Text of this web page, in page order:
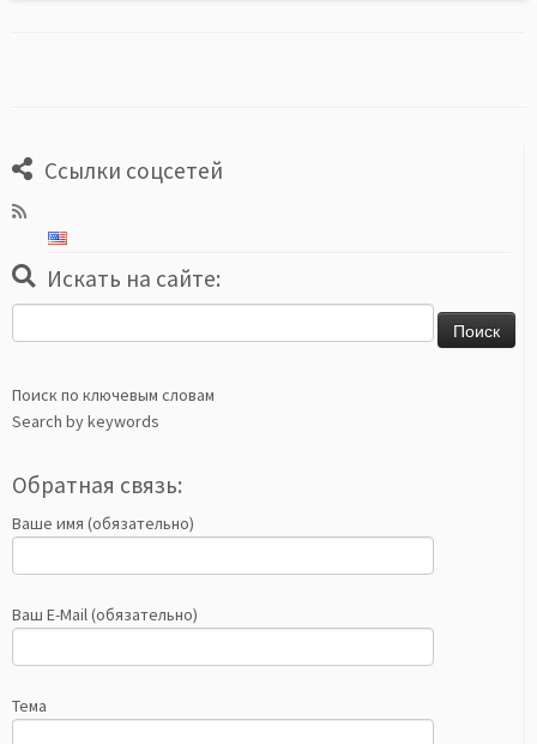
Ссылки соцсетей
Искать на сайте:
Поиск по ключевым словам
Search by keywords
Обратная связь:
Ваше имя (обязательно)
Ваш E-Mail (обязательно)
Тема